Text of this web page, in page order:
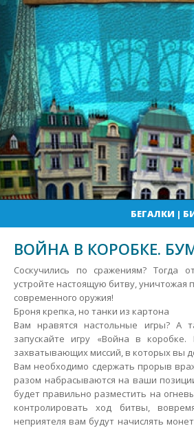
БЕГАЛКИ |
ВОЙНА В КОРОБКЕ.
Соскучились по сражениям? Тогда
устройте настоящую битву,
современного оружия!
Броня крепка, но танки из картона
Вам нравятся настольные игры? А
запускайте игру «Война в
захватывающих миссий, в которых вы
Вам необходимо сдержать прорыв
разом набрасываются на ваши
будет правильно разместить на
контролировать ход битвы,
неприятеля вам будут начислять